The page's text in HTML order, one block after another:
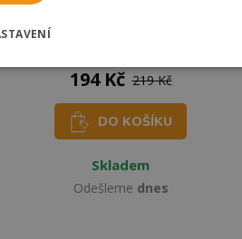
Dino Puzzle Central Park 500 dílků
194 Kč 219 Kč
DO KOŠÍKU
Skladem
Odešleme dnes